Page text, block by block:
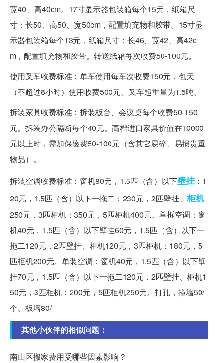
宽40、高40cm。17寸显示器包装箱每个15元，纸箱尺
寸：长50、高50、宽50cm，配置填充物和胶带。15寸显
示器包装箱每个13元，纸箱尺寸：长46、宽42、高42c
m，配置填充物和胶带。转送纸箱每次收费50-100元。
使用叉车收费标准：单车使用每车次收费150元，包天
（不超过8小时）使用收费500元。叉车起重量为1.5吨。
拆装家具收费标准：拆装板台、会议桌每个收费50-150
元。拆装办公隔断每个40元。高档进口家具价值在10000
元以上时，需加保险费50-100元（含其它易碎、易损贵重
物品）。
拆装空调收费标准：窗机80元，1.5匹（含）以下壁挂 ：1
20元，1.5匹（含）以下一拖二：230元，2匹壁挂、柜机
250元，3匹柜机：350元，5匹柜机400元。单拆空调：窗
机40元，1.5匹（含）以下壁挂60元，1.5匹（含）以下一
拖二120元，2匹壁挂、柜机120元，3匹柜机：180元，5
匹柜机200元。单装空调：窗机40元，1.5匹（含）以下壁
挂70元，1.5匹（含）以下一拖二120元，2匹壁挂、柜机1
50元，3匹柜机：200元，5匹柜机250元。打孔，撞墙50/
个、板墙80/
其他小伙伴的相似问题：
南山区搬家费用受哪些因素影响？